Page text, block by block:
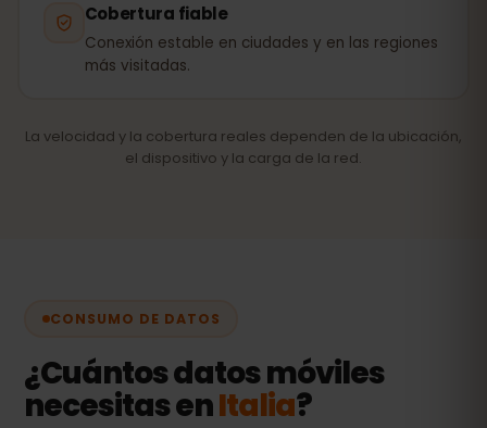
Cobertura fiable
Conexión estable en ciudades y en las regiones
más visitadas.
La velocidad y la cobertura reales dependen de la ubicación,
el dispositivo y la carga de la red.
CONSUMO DE DATOS
¿Cuántos datos móviles
necesitas enItalia?